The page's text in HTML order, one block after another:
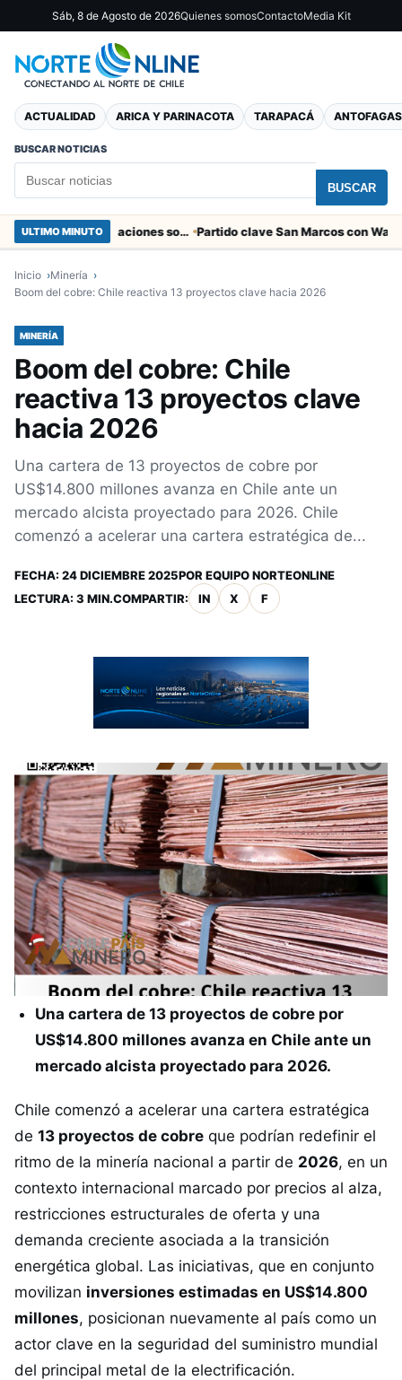
Sáb, 8 de Agosto de 2026Quienes somosContactoMedia Kit
ACTUALIDAD ARICA Y PARINACOTA TARAPACÁ
BUSCAR NOTICIAS
BUSCAR
ULTIMO MINUTO Entregaron fibra óptica gratuita a organizaciones sociales de Arica
Inicio
Minería
Boom del cobre: Chile reactiva 13 proyectos clave hacia 2026
MINERÍA
Boom del cobre: Chile
reactiva 13 proyectos clave
hacia 2026
Una cartera de 13 proyectos de cobre por
US$14.800 millones avanza en Chile ante un
mercado alcista proyectado para 2026. Chile
comenzó a acelerar una cartera estratégica de...
FECHA: 24 DICIEMBRE 2025POR EQUIPO NORTEONLINE
LECTURA: 3 MIN.COMPARTIR: IN X F
Una cartera de 13 proyectos de cobre por
US$14.800 millones avanza en Chile ante un
mercado alcista proyectado para 2026.
Chile comenzó a acelerar una cartera estratégica
de 13 proyectos de cobre que podrían redefinir el
ritmo de la minería nacional a partir de 2026, en un
contexto internacional marcado por precios al alza,
restricciones estructurales de oferta y una
demanda creciente asociada a la transición
energética global. Las iniciativas, que en conjunto
movilizan inversiones estimadas en US$14.800
millones, posicionan nuevamente al país como un
actor clave en la seguridad del suministro mundial
del principal metal de la electrificación.